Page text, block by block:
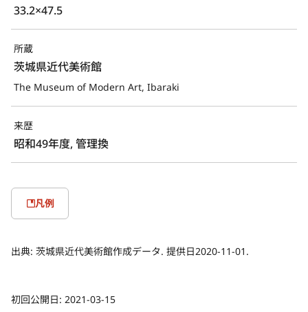
33.2×47.5
所蔵
茨城県近代美術館
The Museum of Modern Art, Ibaraki
来歴
昭和49年度, 管理換
凡例
出典: 茨城県近代美術館作成データ. 提供日2020-11-01.
初回公開日: 2021-03-15